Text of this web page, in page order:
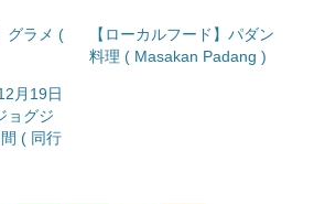
グラメ (
【ローカルフード】パダン
料理 ( Masakan Padang )
月19日
ョグジ
( 同行